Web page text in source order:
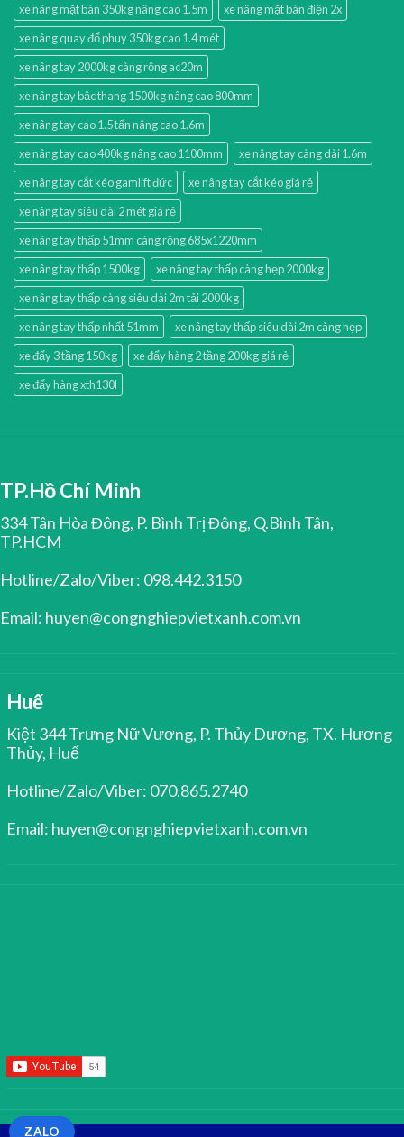
xe nâng mặt bàn 350kg nâng cao 1.5m
xe nâng mặt bàn điện 2x
xe nâng quay đổ phuy 350kg cao 1.4 mét
xe nâng tay 2000kg càng rộng ac20m
xe nâng tay bậc thang 1500kg nâng cao 800mm
xe nâng tay cao 1.5 tấn nâng cao 1.6m
xe nâng tay cao 400kg nâng cao 1100mm
xe nâng tay càng dài 1.6m
xe nâng tay cắt kéo gamlift đức
xe nâng tay cắt kéo giá rẻ
xe nâng tay siêu dài 2 mét giá rẻ
xe nâng tay thấp 51mm càng rộng 685x1220mm
xe nâng tay thấp 1500kg
xe nâng tay thấp càng hẹp 2000kg
xe nâng tay thấp càng siêu dài 2m tải 2000kg
xe nâng tay thấp nhất 51mm
xe nâng tay thấp siêu dài 2m càng hẹp
xe đẩy 3 tầng 150kg
xe đẩy hàng 2 tầng 200kg giá rẻ
xe đẩy hàng xth130l
TP.Hồ Chí Minh
334 Tân Hòa Đông, P. Bình Trị Đông, Q.Bình Tân,
TP.HCM
Hotline/Zalo/Viber: 098.442.3150
Email: huyen@congnghiepvietxanh.com.vn
Huế
Kiệt 344 Trưng Nữ Vương, P. Thủy Dương, TX. Hương
Thủy, Huế
Hotline/Zalo/Viber: 070.865.2740
Email: huyen@congnghiepvietxanh.com.vn
ZALO